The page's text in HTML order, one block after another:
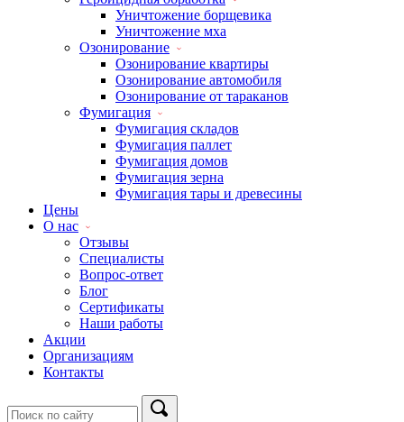
Уничтожение борщевика
Уничтожение мха
Озонирование
Озонирование квартиры
Озонирование автомобиля
Озонирование от тараканов
Фумигация
Фумигация складов
Фумигация паллет
Фумигация домов
Фумигация зерна
Фумигация тары и древесины
Цены
О нас
Отзывы
Специалисты
Вопрос-ответ
Блог
Сертификаты
Наши работы
Акции
Организациям
Контакты